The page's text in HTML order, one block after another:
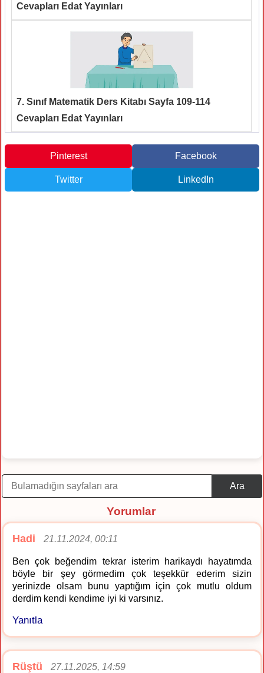
Cevapları Edat Yayınları
7. Sınıf Matematik Ders Kitabı Sayfa 109-114
Cevapları Edat Yayınları
Pinterest Facebook
Twitter LinkedIn
Ara
Yorumlar
Hadi 21.11.2024, 00:11
Ben çok beğendim tekrar isterim harikaydı hayatımda
böyle bir şey görmedim çok teşekkür ederim sizin
yerinizde olsam bunu yaptığım için çok mutlu oldum
derdim kendi kendime iyi ki varsınız.
Yanıtla
Rüştü 27.11.2025, 14:59